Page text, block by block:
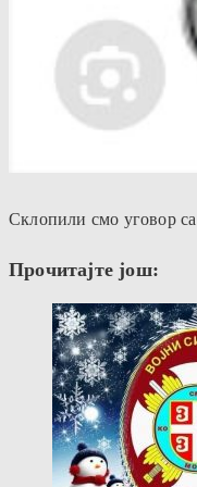
Склопили смо уговор
Прочитајте још: